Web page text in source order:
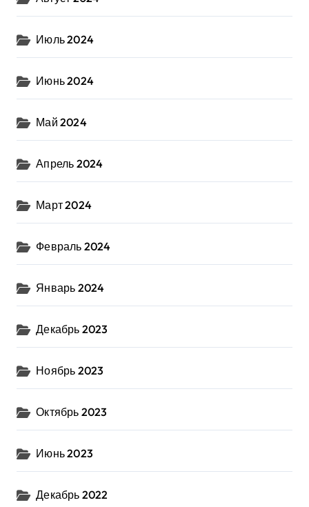
Июль 2024
Июнь 2024
Май 2024
Апрель 2024
Март 2024
Февраль 2024
Январь 2024
Декабрь 2023
Ноябрь 2023
Октябрь 2023
Июнь 2023
Декабрь 2022